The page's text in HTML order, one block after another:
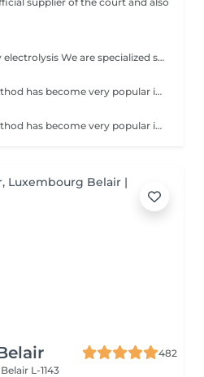
Permanent hair removal by electrolysis We are specialized since 1970 in permanent hair removal by electrolysis, the effectiveness of this method of permanent hair removal is indisputable. Electrolysis allows permanent removal of the cells responsible for hair growth by inserting a filament into the hair follicle and applying a high-speed current adjusted according to the hair and the targeted region. All skin and hair colors as well as all regions can be treated efficiently and without any compromise.
Sugar hair removal This method has become very popular in our institute. The sugar paste is 100% natural. It is based on millennial recipes from the Middle East and contains exclusively water and sugar, without any chemical, aromatic or coloring substance. The paste is hypoallergenic and does not cause skin irritation. It applies to all areas. The paste is massaged inside the follicle, it envelops the hairs, surrounds them and lubricates them. The extraction is done in the natural direction of hair growth. There is no broken hair left in the follicle. This technique does not cause redness or irritation of the skin. Non-negligible advantage is the fact that it is not necessary to have a certain length of hair as with wax, the sugar effectively removes very short hair. The sugar withdraws without tapes. We also recommend this method to teenagers for their first depilations and to people who want full hair removal, because it is much less painful than waxing.
Sugar hair removal This method has become very popular in our institute. The sugar paste is 100% natural. It is based on millennial recipes from the Middle East and contains exclusively water and sugar, without any chemical, aromatic or coloring substance. The paste is hypoallergenic and does not cause skin irritation. It applies to all areas. The paste is massaged inside the follicle, it envelops the hairs, surrounds them and lubricates them. The extraction is done in the natural direction of hair growth. There is no broken hair left in the follicle. This technique does not cause redness or irritation of the skin. Non-negligible advantage is the fact that it is not necessary to have a certain length of hair as with wax, the sugar effectively removes very short hair. The sugar withdraws without bands. We also recommend this method to teenagers for their first depilations and to people who want full hair removal, because it is much less painful than waxing.
482
L-1143